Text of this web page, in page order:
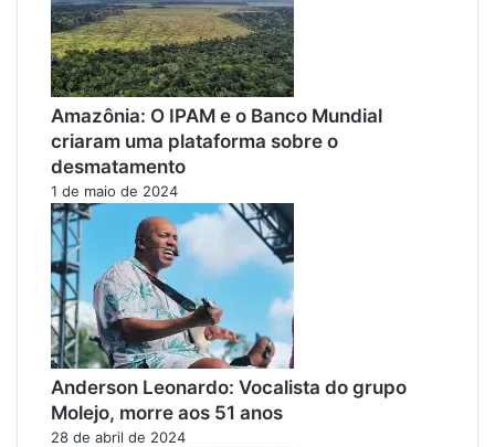
Amazônia: O IPAM e o Banco Mundial
criaram uma plataforma sobre o
desmatamento
1 de maio de 2024
Anderson Leonardo: Vocalista do grupo
Molejo, morre aos 51 anos
28 de abril de 2024